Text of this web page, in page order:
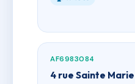
AF6983084
4 rue Sainte Marie